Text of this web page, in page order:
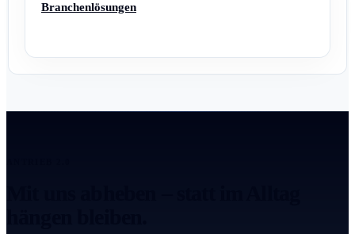
Branchenlösungen